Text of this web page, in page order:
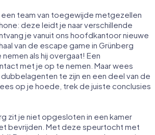
team van toegewijde metgezellen
deze leidt je naar verschillende
je vanuit ons hoofdkantoor nieuwe
van de escape game in Grünberg
als hij overgaat! Een
met je op te nemen. Maar wees
te zijn en een deel van de
op je hoede, trek de juiste conclusies
zit je niet opgesloten in een kamer
bevrijden. Met deze speurtocht met